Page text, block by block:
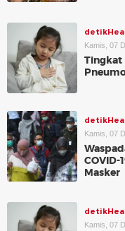
Kamis, 07
Tingkat
Kamis, 07
COVID-
Masker
Kamis, 07